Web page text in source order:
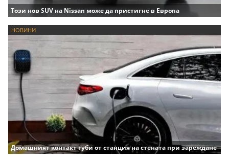
Този нов SUV на Nissan може да пристигне в Европа
НОВИНИ
Домашният контакт губи от станция на стената при зареждане